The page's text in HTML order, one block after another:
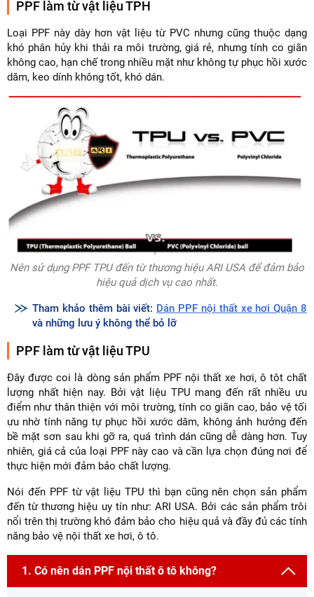
PPF làm từ vật liệu TPH
Loại PPF này dày hơn vật liệu từ PVC nhưng cũng thuộc dạng
khó phân hủy khi thải ra môi trường, giá rẻ, nhưng tính co giãn
không cao, hạn chế trong nhiều mặt như không tự phục hồi xước
dăm, keo dính không tốt, khó dán.
Nên sử dụng PPF TPU đến từ thương hiệu ARI USA để đảm bảo
hiệu quả dịch vụ cao nhất.
Tham khảo thêm bài viết: Dán PPF nội thất xe hơi Quận 8
và những lưu ý không thể bỏ lỡ
PPF làm từ vật liệu TPU
Đây được coi là dòng sản phẩm PPF nội thất xe hơi, ô tôt chất
lượng nhất hiện nay. Bởi vật liệu TPU mang đến rất nhiều ưu
điểm như thân thiện với môi trường, tính co giãn cao, bảo vệ tối
ưu nhờ tính năng tự phục hồi xước dăm, không ảnh hưởng đến
bề mặt sơn sau khi gỡ ra, quá trình dán cũng dễ dàng hơn. Tuy
nhiên, giá cả của loại PPF này cao và cần lựa chọn đúng nơi để
thực hiện mới đảm bảo chất lượng.
Nói đến PPF từ vật liệu TPU thì bạn cũng nên chọn sản phẩm
đến từ thương hiệu uy tín như: ARI USA. Bởi các sản phẩm trôi
nổi trên thị trường khó đảm bảo cho hiệu quả và đầy đủ các tính
năng bảo vệ nội thất xe hơi, ô tô.
1. Có nên dán PPF nội thất ô tô không?